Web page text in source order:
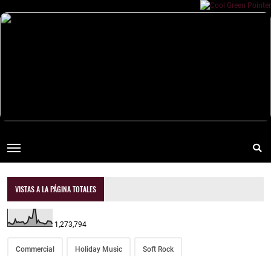
VISTAS A LA PÁGINA TOTALES
1,273,794
Commercial Holiday Music Soft Rock